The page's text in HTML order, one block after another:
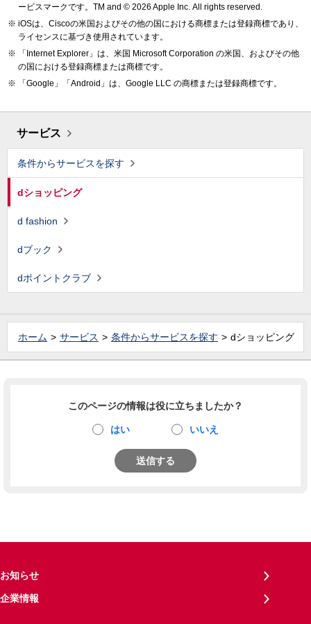
ービスマークです。TM and © 2026 Apple Inc. All rights reserved.
iOSは、Ciscoの米国およびその他の国における商標または登録商標であり、
ライセンスに基づき使用されています。
「Internet Explorer」は、米国 Microsoft Corporation の米国、およびその他
の国における登録商標または商標です。
「Google」「Android」は、Google LLC の商標または登録商標です。
サービス
条件からサービスを探す
dショッピング
d fashion
dブック
dポイントクラブ
ホーム サービス 条件からサービスを探す dショッピング
このページの情報は役に立ちましたか？
はい いいえ
送信する
お知らせ
企業情報